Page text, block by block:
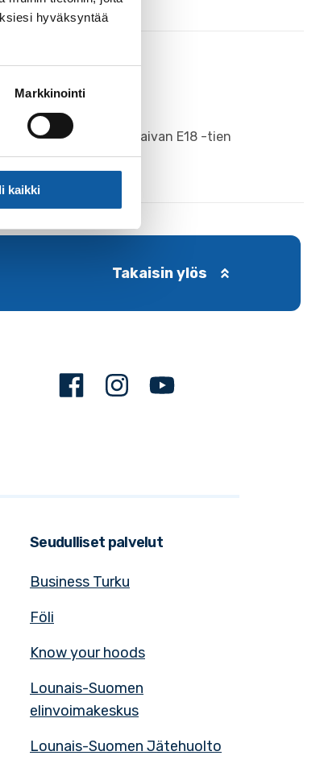
hyväksyntää
Markkinointi
kaikki
keskustaajama on aivan E18 -tien
Takaisin ylös
FacebookInstagram
Seudulliset palvelut
Business Turku
Föli
Know your hoods
Lounais-Suomen
elinvoimakeskus
Lounais-Suomen Jätehuolto